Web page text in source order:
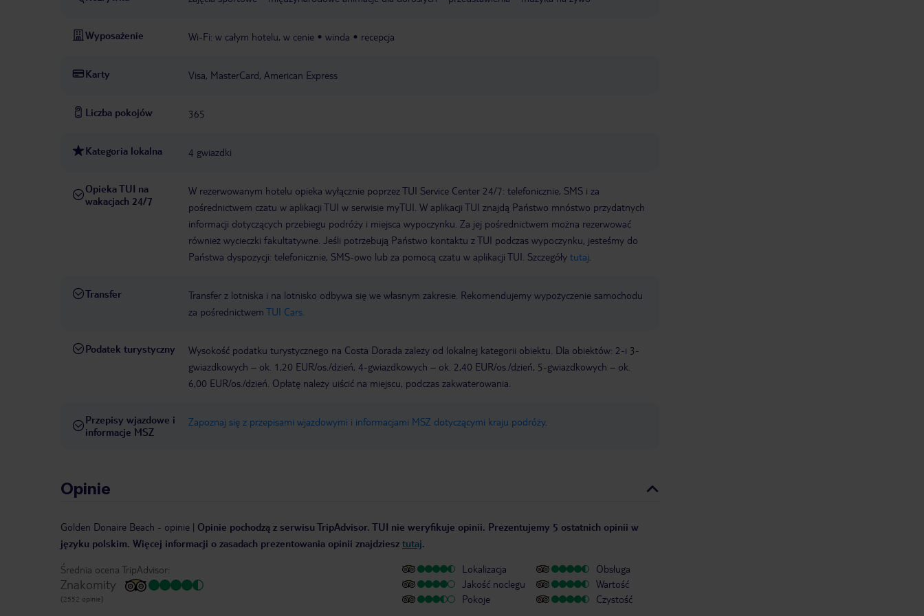
Wyposażenie Wi-Fi: w całym hotelu, w cenie winda recepcja
Karty Visa, MasterCard, American Express
Liczba pokojów 365
Kategoria lokalna 4 gwiazdki
Opieka TUI na
wakacjach 24/7
W rezerwowanym hotelu opieka wyłącznie poprzez TUI Service Center 24/7: telefonicznie, SMS i za
pośrednictwem czatu w aplikacji TUI w serwisie myTUI. W aplikacji TUI znajdą Państwo mnóstwo przydatnych
informacji dotyczących przebiegu podróży i miejsca wypoczynku. Za jej pośrednictwem można rezerwować
również wycieczki fakultatywne. Jeśli potrzebują Państwo kontaktu z TUI podczas wypoczynku, jesteśmy do
Państwa dyspozycji: telefonicznie, SMS-owo lub za pomocą czatu w aplikacji TUI. Szczegóły tutaj
Transfer
Transfer z lotniska i na lotnisko odbywa się we własnym zakresie. Rekomendujemy wypożyczenie samochodu
za pośrednictwem TUI Cars.
Podatek turystyczny
Wysokość podatku turystycznego na Costa Dorada zależy od lokalnej kategorii obiektu. Dla obiektów: 2-i 3-
gwiazdkowych – ok. 1,20 EUR/os./dzień, 4-gwiazdkowych – ok. 2,40 EUR/os./dzień, 5-gwiazdkowych – ok.
6,00 EUR/os./dzień. Opłatę należy uiścić na miejscu, podczas zakwaterowania.
Przepisy wjazdowe i
informacje MSZ
Zapoznaj się z przepisami wjazdowymi i informacjami MSZ dotyczącymi kraju podróży.
Opinie
Golden Donaire Beach - opinie | Opinie pochodzą z serwisu TripAdvisor. TUI nie weryfikuje opinii. Prezentujemy 5 ostatnich opinii w
języku polskim. Więcej informacji o zasadach prezentowania opinii znajdziesz tutaj.
Średnia ocena TripAdvisor:
Znakomity
(2552 opinie)
Lokalizacja
Jakość noclegu
Pokoje
Obsługa
Wartość
Czystość